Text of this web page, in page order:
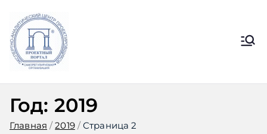
содержимому
ЭАЦП
«Проектный
портал»
Год: 2019
Главная 2019 Страница 2